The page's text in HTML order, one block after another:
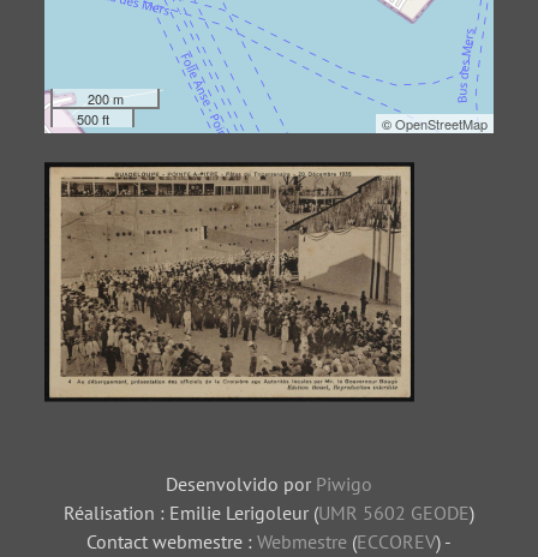
200 m
500 ft
©OpenStreetMap
Gouverneur Bouge (Au)
Desenvolvido por Piwigo
Réalisation : Emilie Lerigoleur (UMR 5602 GEODE)
Contact webmestre : Webmestre (ECCOREV) -